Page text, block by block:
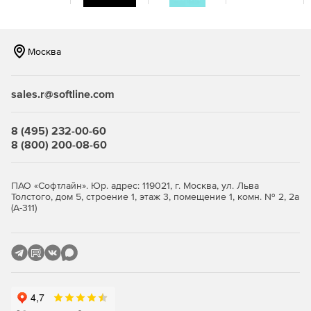
Настройка пользовательских профилей.
настройкам.
Шифрование коммуникации между защищенными
Workstation Security Module:
Защита ПК Windows и компьютеров Mac.
Москва
sales.r@softline.com
8 (495) 232-00-60
8 (800) 200-08-60
ПАО «Софтлайн». Юр. адрес: 119021, г. Москва, ул. Льва
Толстого, дом 5, строение 1, этаж 3, помещение 1, комн. № 2, 2а
(А-311)